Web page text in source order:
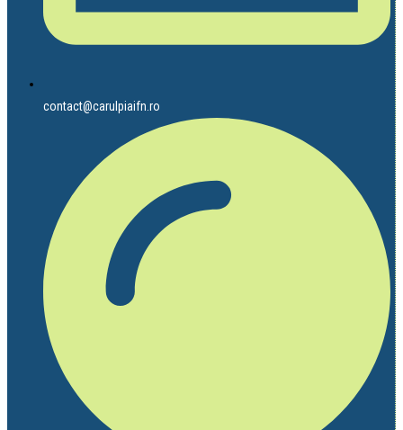
contact@carulpiaifn.ro